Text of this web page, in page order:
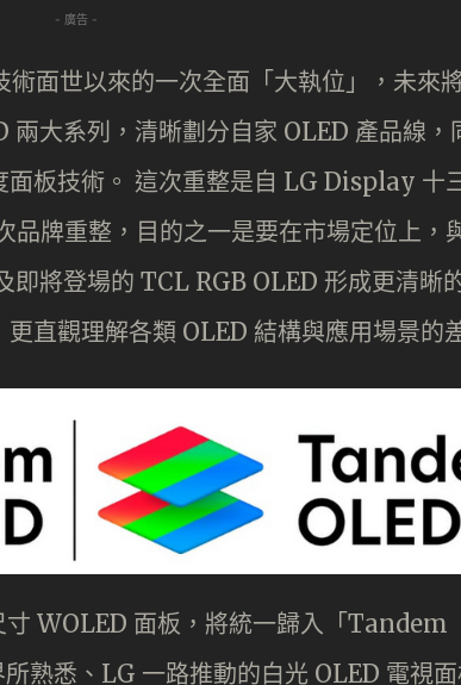
- 廣告 -
面世以來的一次全面「大執位」，未來
大系列，清晰劃分自家 OLED 產品線，
板技術。 這次重整是自 LG Display 十
品牌重整，目的之一是要在市場定位上，
將登場的 TCL RGB OLED 形成更清晰
直觀理解各類 OLED 結構與應用場景的
寸 WOLED 面板，將統一歸入「Tandem
熟悉、LG 一路推動的白光 OLED 電視